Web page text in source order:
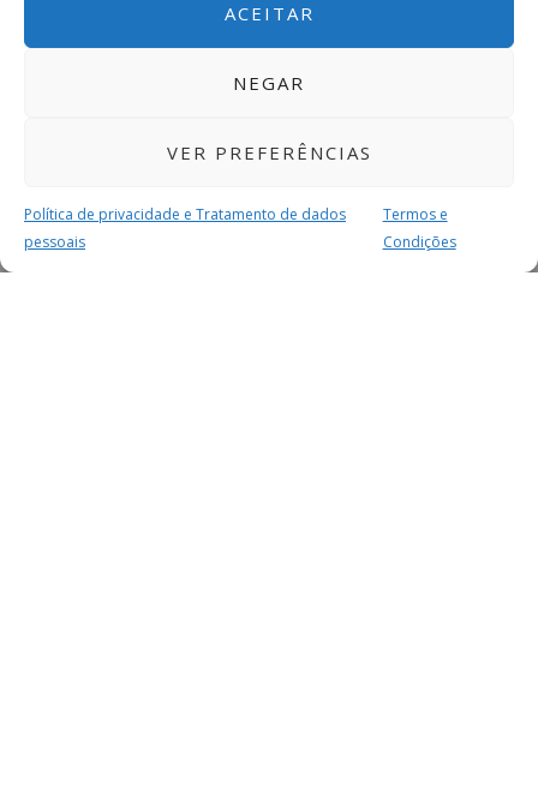
ACEITAR
NEGAR
VER PREFERÊNCIAS
Política de privacidade e Tratamento de dados
pessoais
Termos e
Condições